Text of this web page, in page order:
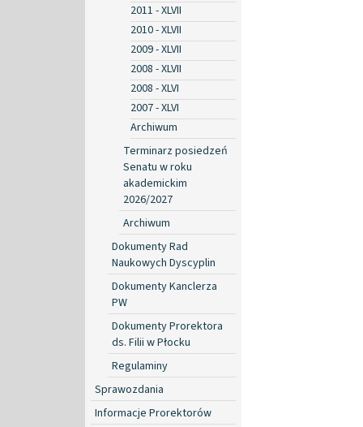
2011 - XLVII
2010 - XLVII
2009 - XLVII
2008 - XLVII
2008 - XLVI
2007 - XLVI
Archiwum
Terminarz posiedzeń
Senatu w roku
akademickim
2026/2027
Archiwum
Dokumenty Rad
Naukowych Dyscyplin
Dokumenty Kanclerza
PW
Dokumenty Prorektora
ds. Filii w Płocku
Regulaminy
Sprawozdania
Informacje Prorektorów